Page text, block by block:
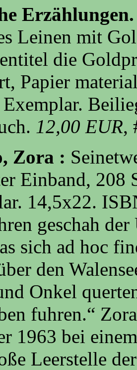
Leinen mit
die
Papier
Exemplar.
12,00 EUR,
Zora :
Einband, 208
14,5x22.
geschah
sich ad hoc
den
Onkel
fuhren.“
1963 bei
Leerstelle